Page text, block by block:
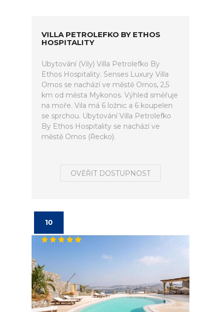
VILLA PETROLEFKO BY ETHOS
HOSPITALITY
Ubytování (Vily) Villa Petrolefko By
Ethos Hospitality. Senses Luxury Villa
Ornos se nachází ve městě Ornos, 2,5
km od města Mykonos. Výhled směřuje
na moře. Vila má 6 ložnic a 6 koupelen
se sprchou. Ubytování Villa Petrolefko
By Ethos Hospitality se nachází ve
městě Ornos (Řecko).
OVĚŘIT DOSTUPNOST
10